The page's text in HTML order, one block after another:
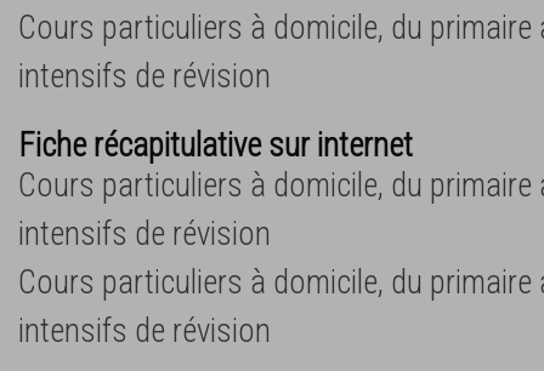
Cours particuliers à domicile, du primaire
intensifs de révision
Fiche récapitulative sur internet
Cours particuliers à domicile, du primaire
intensifs de révision
Cours particuliers à domicile, du primaire
intensifs de révision